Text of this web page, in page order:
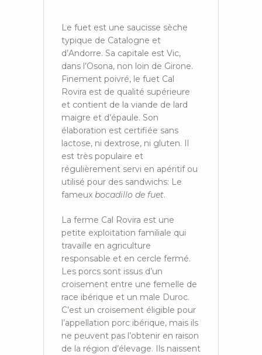
Le fuet est une saucisse sèche
typique de Catalogne et
d’Andorre. Sa capitale est Vic,
dans l’Osona, non loin de Girone.
Finement poivré, le fuet Cal
Rovira est de qualité supérieure
et contient de la viande de lard
maigre et d’épaule. Son
élaboration est certifiée sans
lactose, ni dextrose, ni gluten. Il
est très populaire et
régulièrement servi en apéritif ou
utilisé pour des sandwichs: Le
fameux bocadillo de fuet.
La ferme Cal Rovira est une
petite exploitation familiale qui
travaille en agriculture
responsable et en cercle fermé.
Les porcs sont issus d’un
croisement entre une femelle de
race ibérique et un male Duroc.
C’est un croisement éligible pour
l’appellation porc ibérique, mais ils
ne peuvent pas l’obtenir en raison
de la région d’élevage. Ils naissent